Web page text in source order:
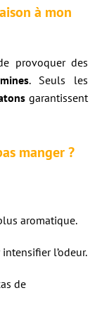
à mon
provoquer des
. Seuls les
garantissent
manger ?
aromatique.
l’odeur.
de